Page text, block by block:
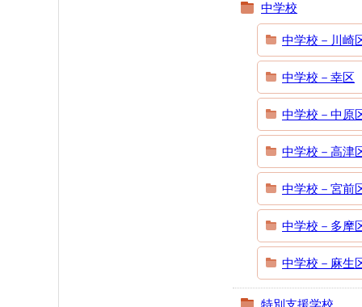
中学校
中学校－川崎
中学校－幸区
中学校－中原
中学校－高津
中学校－宮前
中学校－多摩
中学校－麻生
特別支援学校